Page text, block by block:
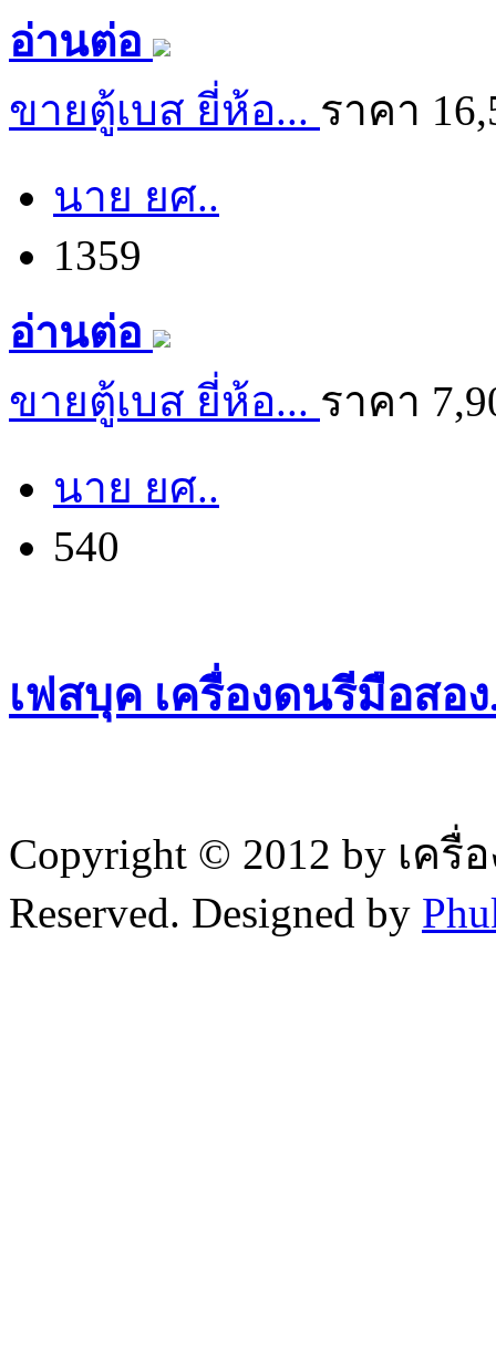
อ่านต่อ
ขายตู้เบส ยี่ห้อ... ราคา
นาย ยศ..
1359
อ่านต่อ
ขายตู้เบส ยี่ห้อ... ราคา
นาย ยศ..
540
เฟสบุค เครื่องดนรีมือสอง
Copyright © 2012 by เค
Reserved. Designed by